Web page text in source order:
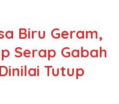
Biru Geram,
Serap Gabah
Tutup